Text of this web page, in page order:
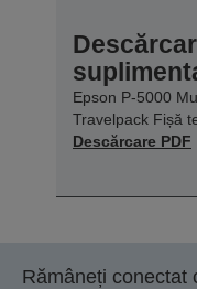
Epson P-5000
Travelpack Fișă
Descărcare PDF
Rămâneți conectat